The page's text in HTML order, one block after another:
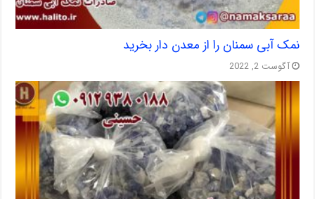
نمک آبی سمنان را از معدن دار بخرید
آگوست 2, 2022